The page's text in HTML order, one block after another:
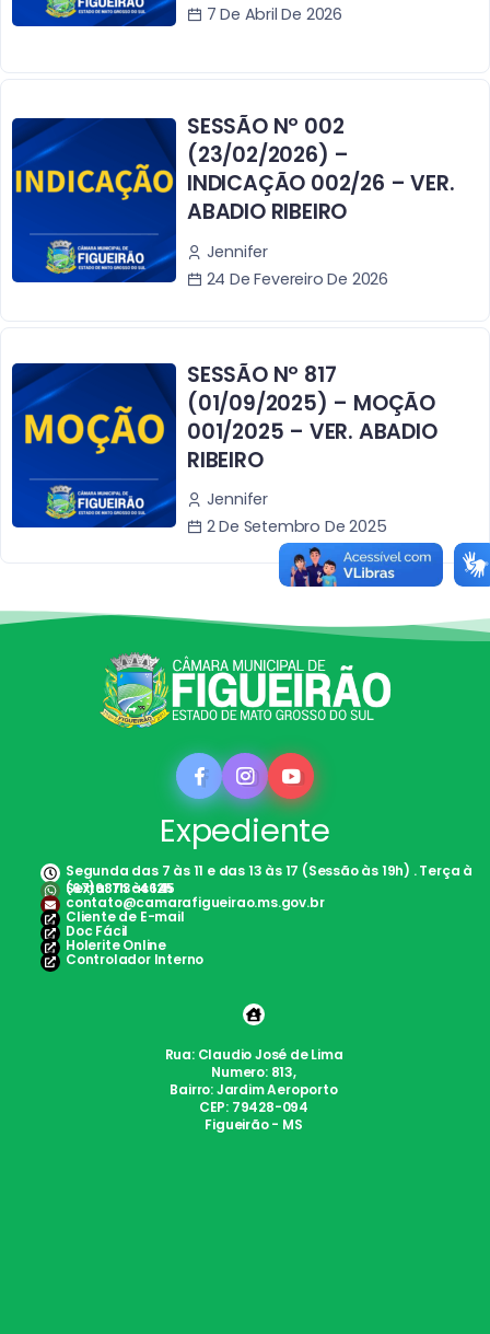
7 De Abril De 2026
SESSÃO Nº 002
(23/02/2026) –
INDICAÇÃO 002/26 – VER.
ABADIO RIBEIRO
Jennifer
24 De Fevereiro De 2026
SESSÃO Nº 817
(01/09/2025) – MOÇÃO
001/2025 – VER. ABADIO
RIBEIRO
Jennifer
2 De Setembro De 2025
Expediente
Segunda das 7 às 11 e das 13 às 17 (Sessão às 19h) . Terça à
Sexta: 7h às 12h
(67)98113-4645
contato@camarafigueirao.ms.gov.br
Cliente de E-mail
Doc Fácil
Holerite Online
Controlador Interno
Rua: Claudio José de Lima
Numero: 813,
Bairro: Jardim Aeroporto
CEP: 79428-094
Figueirão - MS